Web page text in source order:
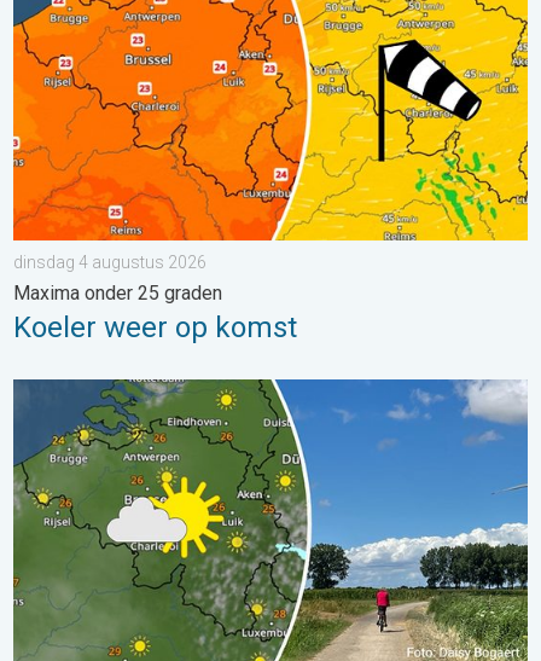
dinsdag 4 augustus 2026
Maxima onder 25 graden
Koeler weer op komst
Fraai zomerweer om eropuit te trekken. Weekendweer. . .